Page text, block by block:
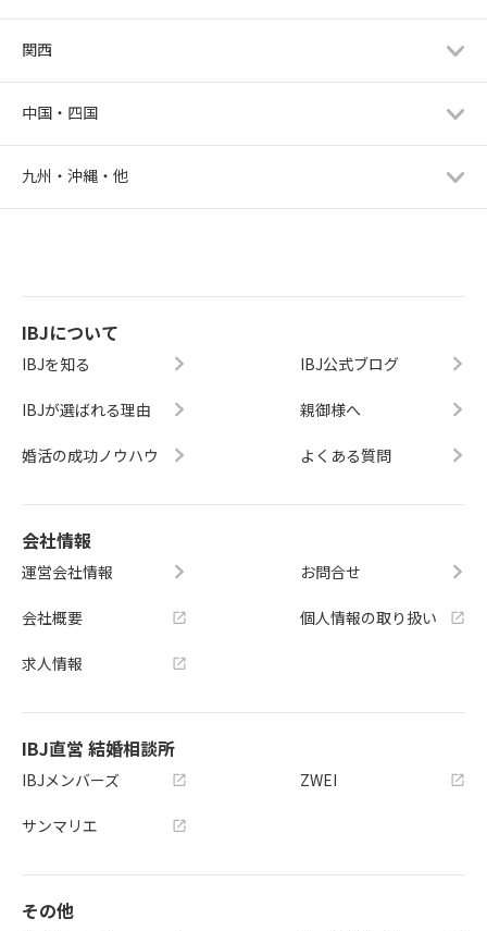
関西
中国・四国
九州・沖縄・他
IBJについて
IBJを知る
IBJが選ばれる理由
婚活の成功ノウハウ
IBJ公式ブログ
親御様へ
よくある質問
会社情報
運営会社情報
会社概要
求人情報
お問合せ
個人情報の取り扱い
IBJ直営 結婚相談所
IBJメンバーズ
サンマリエ
ZWEI
その他